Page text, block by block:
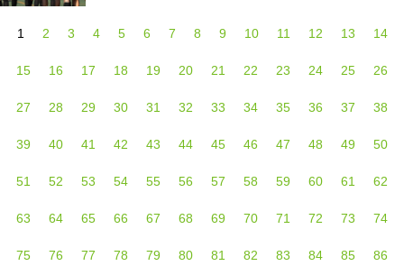
1 2 3 4 5 6 7 8 9 10 11 12 13 14
15 16 17 18 19 20 21 22 23 24 25 26
27 28 29 30 31 32 33 34 35 36 37 38
39 40 41 42 43 44 45 46 47 48 49 50
51 52 53 54 55 56 57 58 59 60 61 62
63 64 65 66 67 68 69 70 71 72 73 74
75 76 77 78 79 80 81 82 83 84 85 86